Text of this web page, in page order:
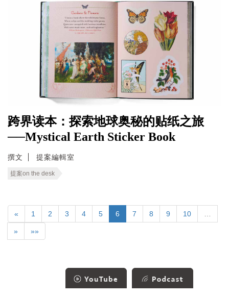
跨界读本：探索地球奥秘的贴纸之旅
──Mystical Earth Sticker Book
撰文 提案編輯室
提案on the desk
« 1 2 3 4 5 6 7 8 9 10
» »»